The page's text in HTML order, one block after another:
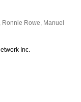
Ronnie Rowe Manuel
Inc.